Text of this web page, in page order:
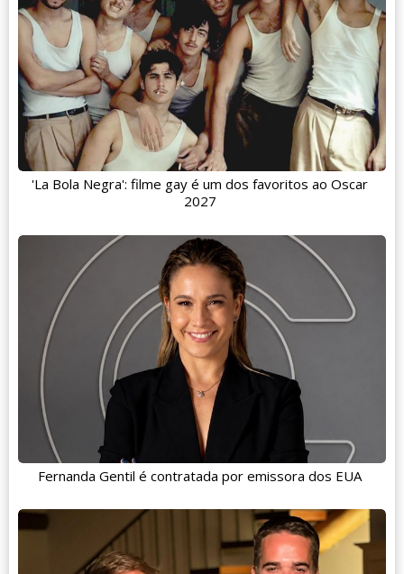
'La Bola Negra': filme gay é um dos favoritos ao Oscar
2027
Fernanda Gentil é contratada por emissora dos EUA